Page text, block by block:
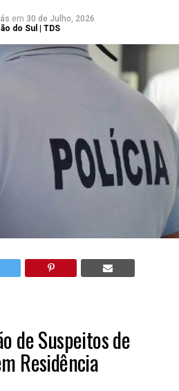
em 30 de Julho, 2026
do Sul | TDS
de Suspeitos de
Residência